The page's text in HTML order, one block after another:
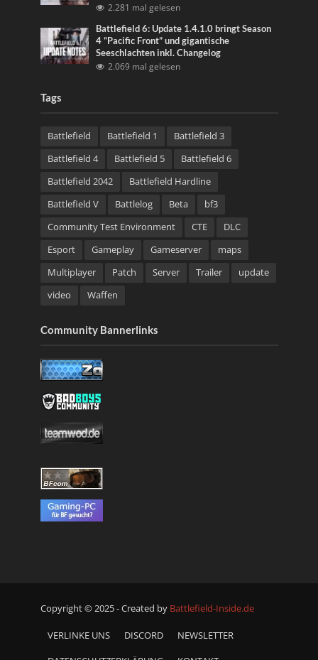
2.281 mal gelesen
Battlefield 6: Update 1.4.1.0 bringt Season
4 “Pacific Front” und gigantische
Seeschlachten inkl. Changelog
2.069 mal gelesen
Tags
Battlefield Battlefield 1
Battlefield 3
Battlefield 4
Battlefield 5
Battlefield 6
Battlefield 2042
Battlefield Hardline
Battlefield V
Battlelog Beta
bf3
Community Test Environment
CTE
DLC
Esport
Gameplay Gameserver
maps
Multiplayer
Patch Server Trailer
update
video
Waffen
Community Bannerlinks
Copyright © 2025 - Created by Battlefield-Inside.de
VERLINKE UNS DISCORD NEWSLETTER